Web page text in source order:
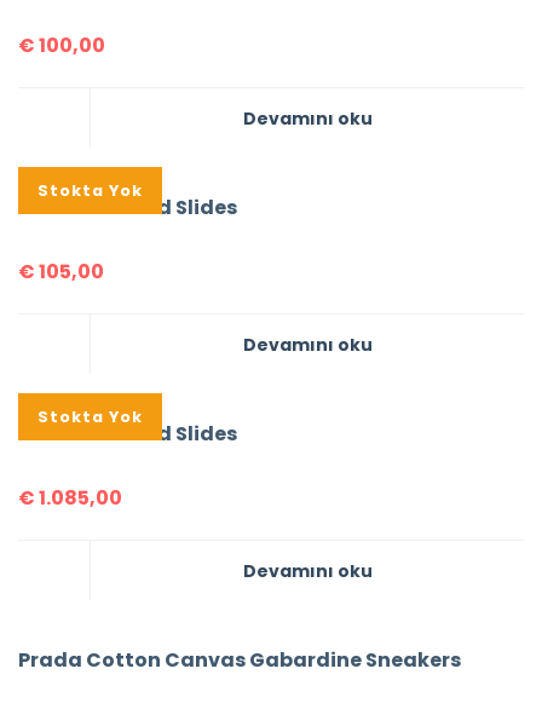
€100,00
Devamını oku
Stokta Yok
Prada Brushed Slides
€105,00
Devamını oku
Stokta Yok
Prada Brushed Slides
€1.085,00
Devamını oku
Prada Cotton Canvas Gabardine Sneakers